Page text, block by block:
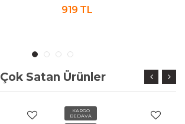
Farklı Başlık 2000W
919 TL
Çok Satan Ürünler
KARGO
BEDAVA